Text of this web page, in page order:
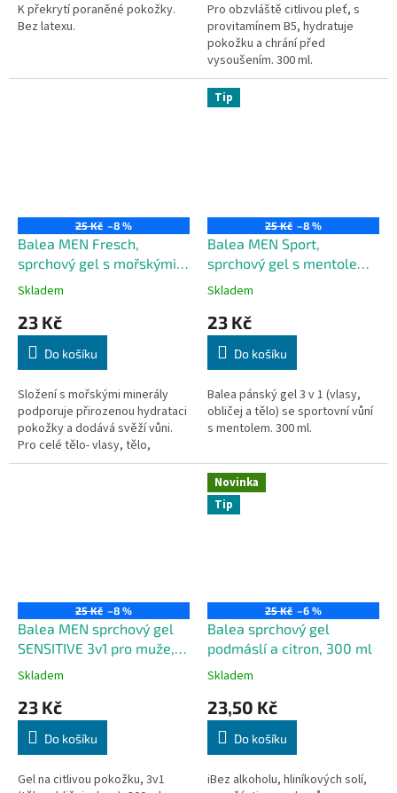
K překrytí poraněné pokožky.
Bez latexu.
Pro obzvláště citlivou pleť, s
provitamínem B5, hydratuje
pokožku a chrání před
vysoušením. 300 ml.
25 Kč –8 %
Balea MEN Fresch,
sprchový gel s mořskými
minerály, 300 ml
Skladem
23 Kč
Do košíku
Složení s mořskými minerály
podporuje přirozenou hydrataci
pokožky a dodává svěží vůni.
Pro celé tělo- vlasy, tělo,
obličej.
Tip
25 Kč –8 %
Balea MEN Sport,
sprchový gel s mentolem
3v1, 300 ml
Skladem
23 Kč
Do košíku
Balea pánský gel 3 v 1 (vlasy,
obličej a tělo) se sportovní vůní
s mentolem. 300 ml.
25 Kč –8 %
Balea MEN sprchový gel
SENSITIVE 3v1 pro muže,
300 ml
Skladem
23 Kč
Do košíku
Gel na citlivou pokožku, 3v1
Novinka
Tip
25 Kč –6 %
Balea sprchový gel
podmáslí a citron, 300 ml
Skladem
23,50 Kč
Do košíku
iBez alkoholu, hliníkových solí,